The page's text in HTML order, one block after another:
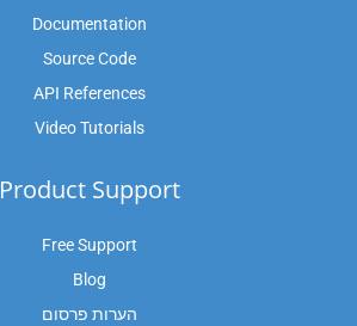
Documentation
Source Code
API References
Video Tutorials
Product Support
Free Support
Blog
הערות פרסום